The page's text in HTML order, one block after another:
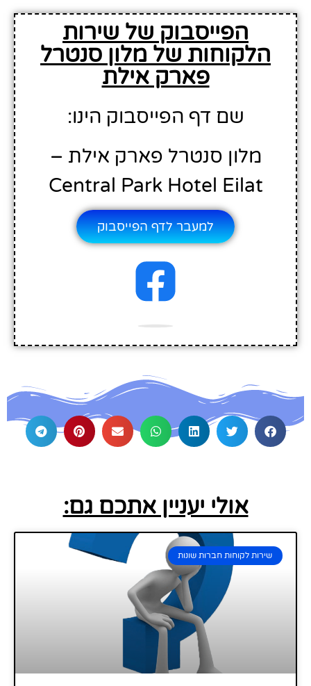
הפייסבוק של שירות
הלקוחות של מלון סנטרל
פארק אילת
שם דף הפייסבוק הינו:
מלון סנטרל פארק אילת –
Central Park Hotel Eilat
למעבר לדף הפייסבוק
אולי יעניין אתכם גם:
שירות לקוחות חברות שונות